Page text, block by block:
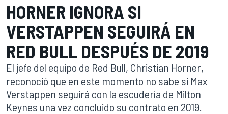
HORNER IGNORA SI
VERSTAPPEN SEGUIRÁ EN
RED BULL DESPUÉS DE 2019
El jefe del equipo de Red Bull, Christian Horner,
reconoció que en este momento no sabe si Max
Verstappen seguirá con la escudería de Milton
Keynes una vez concluido su contrato en 2019.